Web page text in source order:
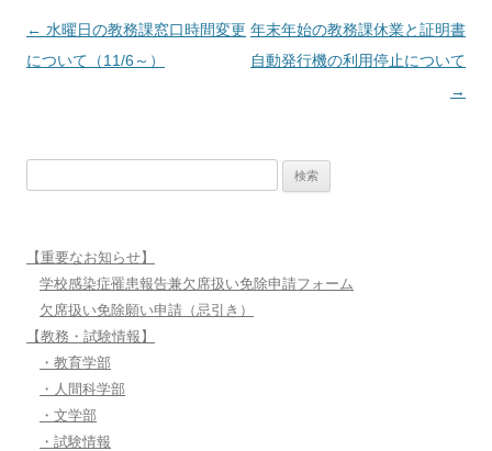
投
稿
← 水曜日の教務課窓口時間変更
について（11/6～）
年末年始の教務課休業と証明書
自動発行機の利用停止について
→
【重要なお知らせ】
学校感染症罹患報告兼欠席扱い免除申請フォーム
欠席扱い免除願い申請（忌引き）
【教務・試験情報】
・教育学部
・人間科学部
・文学部
・試験情報